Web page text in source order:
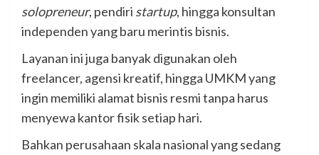
solopreneur, pendiri startup, hingga konsultan
independen yang baru merintis bisnis.
Layanan ini juga banyak digunakan oleh
freelancer, agensi kreatif, hingga UMKM yang
ingin memiliki alamat bisnis resmi tanpa harus
menyewa kantor fisik setiap hari.
Bahkan perusahaan skala nasional yang sedang